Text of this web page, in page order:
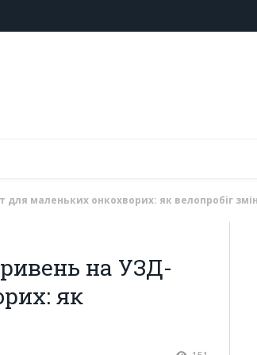
маленьких онкохворих: як велопробіг
на УЗД-
як